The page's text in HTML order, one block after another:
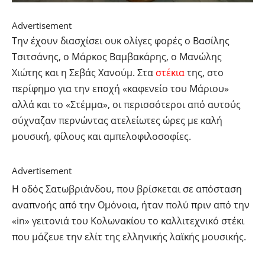
Advertisement
Την έχουν διασχίσει ουκ ολίγες φορές ο Βασίλης
Τσιτσάνης, ο Μάρκος Βαμβακάρης, ο Μανώλης
Χιώτης και η Σεβάς Χανούμ. Στα στέκιατης, στο
περίφημο για την εποχή «καφενείο του Μάριου»
αλλά και το «Στέμμα», οι περισσότεροι από αυτούς
σύχναζαν περνώντας ατελείωτες ώρες με καλή
μουσική, φίλους και αμπελοφιλοσοφίες.
Advertisement
Η οδός Σατωβριάνδου, που βρίσκεται σε απόσταση
αναπνοής από την Ομόνοια, ήταν πολύ πριν από την
«in» γειτονιά του Κολωνακίου το καλλιτεχνικό στέκι
που μάζευε την ελίτ της ελληνικής λαϊκής μουσικής.